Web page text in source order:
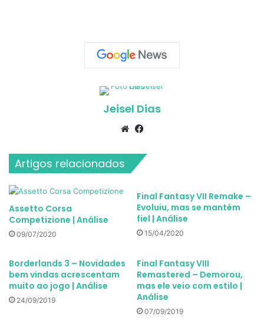
Jeisel Dias
Website
Artigos relacionados
Assetto Corsa
Competizione | Análise
09/07/2020
Final Fantasy VII Remake –
Evoluiu, mas se mantém
fiel | Análise
15/04/2020
Borderlands 3 – Novidades
bem vindas acrescentam
muito ao jogo | Análise
24/09/2019
Final Fantasy VIII
Remastered – Demorou,
mas ele veio com estilo |
Análise
07/09/2019